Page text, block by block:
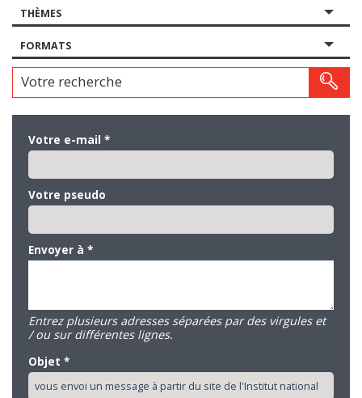
THÈMES
FORMATS
Votre recherche
Votre e-mail *
Votre pseudo
Envoyer à *
Entrez plusieurs adresses séparées par des virgules et
/ ou sur différentes lignes.
Objet *